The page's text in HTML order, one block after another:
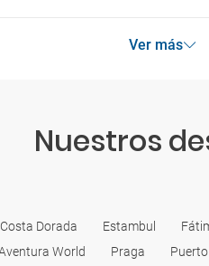
Ver más
Nuestros
Costa Dorada Estambul
World Praga